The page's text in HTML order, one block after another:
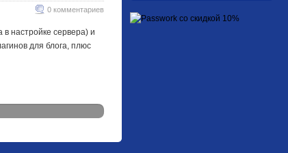
0 комментариев
настройке сервера) и
для блога, плюс